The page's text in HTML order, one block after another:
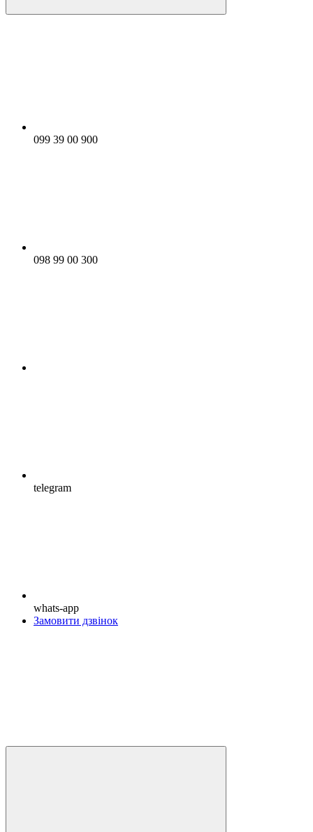
099 39 00 900
098 99 00 300
telegram
whats-app
Замовити дзвінок